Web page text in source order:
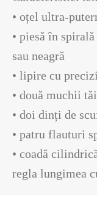
• oțel ultra-
• piesă în
sau neagră
• lipire cu
• două muchii
• doi dinți de
• patru flauturi
• coadă
regla lungimea